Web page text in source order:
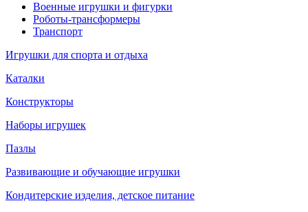
Военные игрушки и фигурки
Роботы-трансформеры
Транспорт
Игрушки для спорта и отдыха
Каталки
Конструкторы
Наборы игрушек
Пазлы
Развивающие и обучающие игрушки
Кондитерские изделия, детское питание